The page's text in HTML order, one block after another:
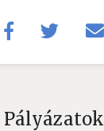
Pályázatok